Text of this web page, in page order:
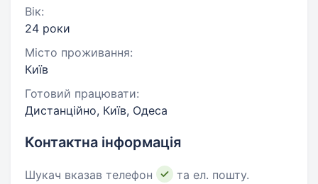
Вік:
24 роки
Місто проживання:
Київ
Готовий працювати:
Дистанційно, Київ, Одеса
Контактна інформація
Шукач вказав телефон
та ел. пошту.